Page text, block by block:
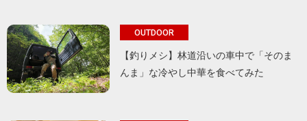
OUTDOOR
【釣りメシ】林道沿いの車中で「そのま
んま」な冷やし中華を食べてみた